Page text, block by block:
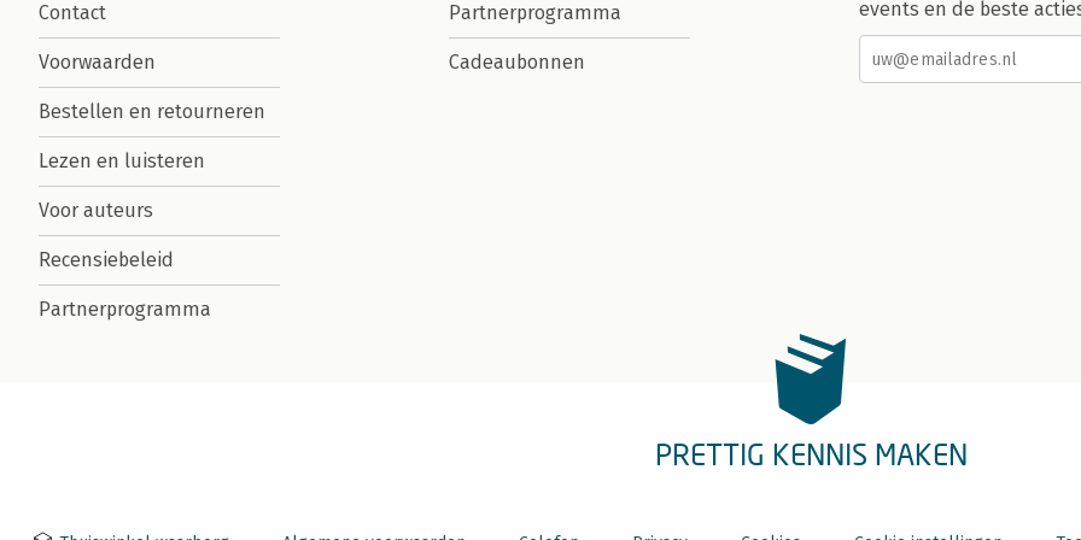
Contact
Voorwaarden
Bestellen en retourneren
Lezen en luisteren
Voor auteurs
Recensiebeleid
Partnerprogramma
Partnerprogramma
Cadeaubonnen
events en de beste
PRETTIG KENNIS MAKEN